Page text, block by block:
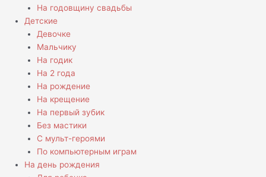
На годовщину свадьбы
Детские
Девочке
Мальчику
На годик
На 2 года
На рождение
На крещение
На первый зубик
Без мастики
С мульт-героями
По компьютерным играм
На день рождения